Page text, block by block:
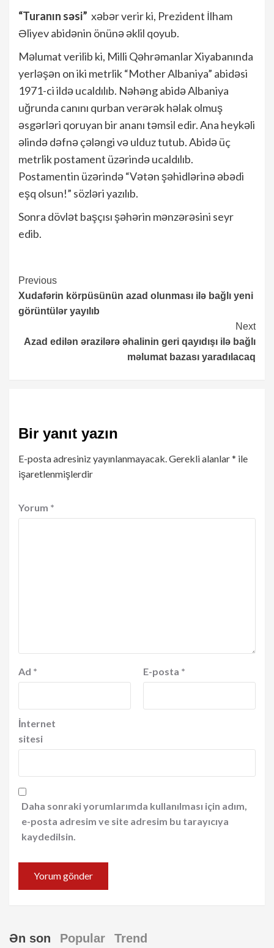
“Turanın səsi” xəbər verir ki, Prezident İlham
Əliyev abidənin önünə əklil qoyub.
Məlumat verilib ki, Milli Qəhrəmanlar Xiyabanında
yerləşən on iki metrlik “Mother Albaniya” abidəsi
1971-ci ildə ucaldılıb. Nəhəng abidə Albaniya
uğrunda canını qurban verərək həlak olmuş
əsgərləri qoruyan bir ananı təmsil edir. Ana heykəli
əlində dəfnə çələngi və ulduz tutub. Abidə üç
metrlik postament üzərində ucaldılıb.
Postamentin üzərində “Vətən şəhidlərinə əbədi
eşq olsun!” sözləri yazılıb.
Sonra dövlət başçısı şəhərin mənzərəsini seyr
edib.
Continue
Reading
Previous
Xudafərin körpüsünün azad olunması ilə bağlı yeni
görüntülər yayılıb
Next
Azad edilən ərazilərə əhalinin geri qayıdışı ilə bağlı
məlumat bazası yaradılacaq
Bir yanıt yazın
E-posta adresiniz yayınlanmayacak. Gerekli alanlar* ile
işaretlenmişlerdir
Yorum *
Ad * E-posta *
İnternet
sitesi
Daha sonraki yorumlarımda kullanılması için adım,
e-posta adresim ve site adresim bu tarayıcıya
kaydedilsin.
Ən son Popular Trend